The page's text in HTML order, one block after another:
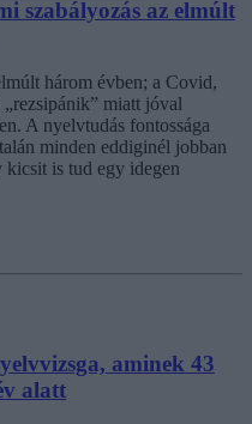
szabályozás az elmúlt
három évben; a Covid,
„rezsipánik” miatt jóval
A nyelvtudás fontossága
minden eddiginél jobban
is tud egy idegen
aminek 43
alatt